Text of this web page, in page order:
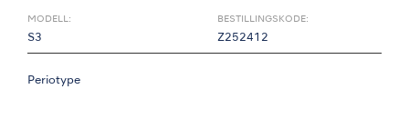
MODELL:
S3
BESTILLINGSKODE:
Z252412
Periotype